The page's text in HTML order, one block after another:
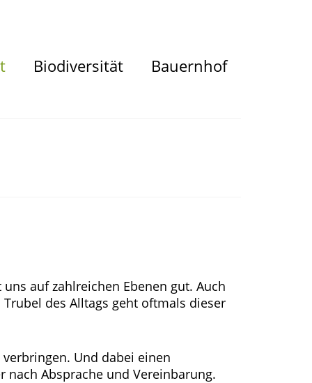
Biodiversität Bauernhof
auf zahlreichen Ebenen gut. Auch
des Alltags geht oftmals dieser
Und dabei einen
Absprache und Vereinbarung.